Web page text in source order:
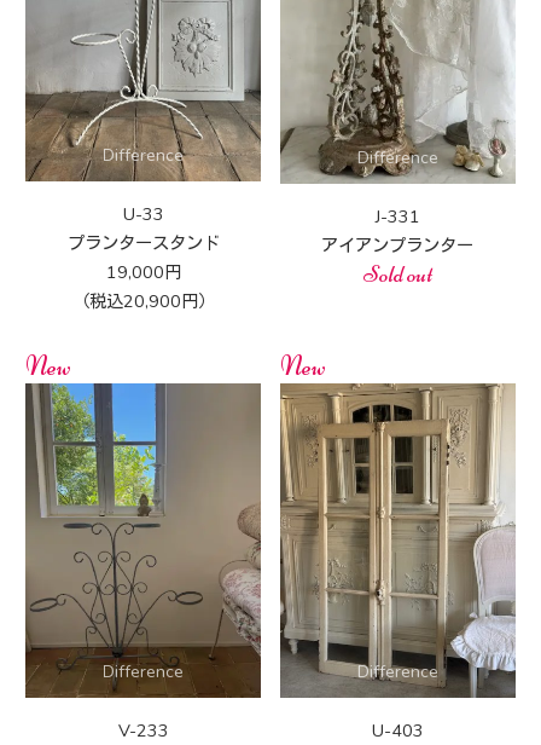
U-33
プランタースタンド
19,000円
（税込20,900円）
J-331
アイアンプランター
Sold out
New
V-233
New
U-403